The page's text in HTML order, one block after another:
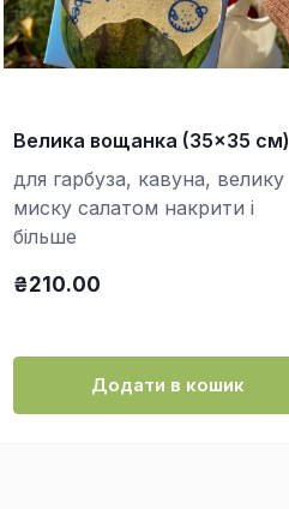
Велика вощанка (35x35 см)
для гарбуза, кавуна, велику
миску салатом накрити і
більше
₴210.00
Додати в кошик